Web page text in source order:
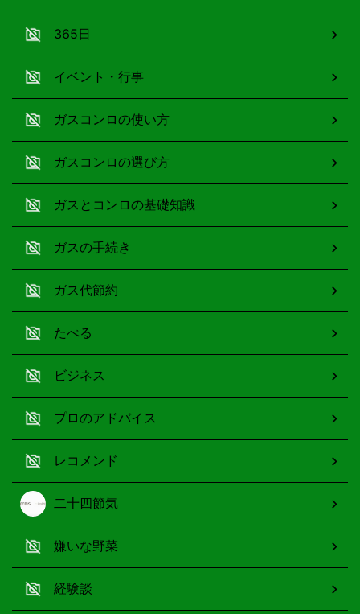
365日
イベント・行事
ガスコンロの使い方
ガスコンロの選び方
ガスとコンロの基礎知識
ガスの手続き
ガス代節約
たべる
ビジネス
プロのアドバイス
レコメンド
二十四節気
嫌いな野菜
経験談